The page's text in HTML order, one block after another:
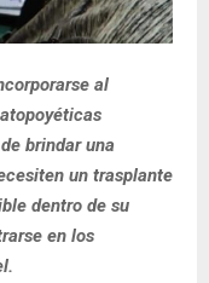
al
brindar una
un trasplante
dentro de su
en los